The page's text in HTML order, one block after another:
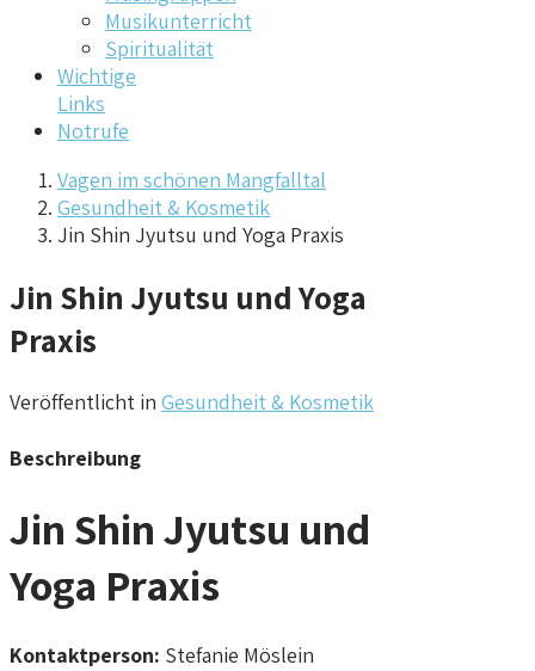
Musikunterricht
Spiritualität
Wichtige
Links
Notrufe
Vagen im schönen Mangfalltal
Gesundheit & Kosmetik
Jin Shin Jyutsu und Yoga Praxis
Jin Shin Jyutsu und Yoga
Praxis
Veröffentlicht in Gesundheit & Kosmetik
Beschreibung
Jin Shin Jyutsu und
Yoga Praxis
Kontaktperson: Stefanie Möslein